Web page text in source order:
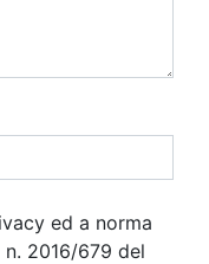
ed a norma
n. 2016/679 del